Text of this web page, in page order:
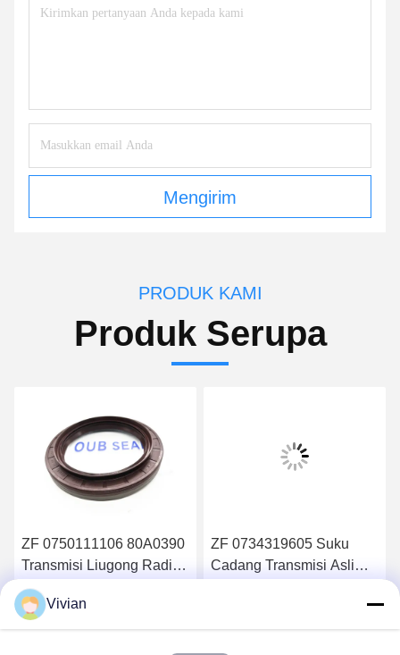
Mengirim
PRODUK KAMI
Produk Serupa
ZF 0750111106 80A0390
Transmisi Liugong Radial
Seal Gearbox Seal
Dapatkan Harga Terbaik
ZF 0734319605 Suku
Cadang Transmisi Asli
Dapatkan Harga Terbaik
Vivian